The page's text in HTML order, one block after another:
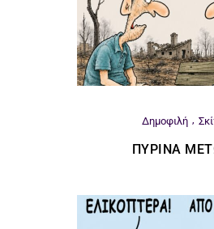
Δημοφιλή
ΠΎΡΙΝΑ